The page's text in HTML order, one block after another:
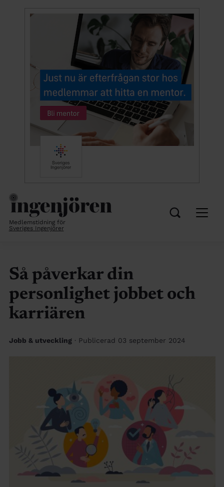
Medlemstidning för
Sveriges Ingenjörer
Så påverkar din
personlighet jobbet och
karriären
Jobb & utveckling · Publicerad 03 september 2024